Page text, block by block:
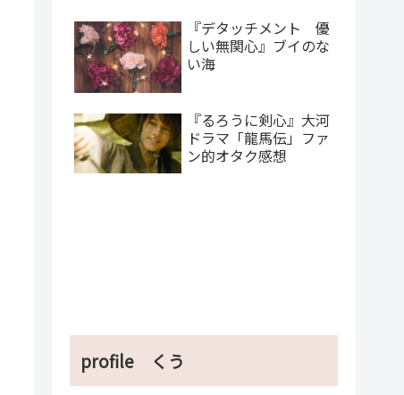
『デタッチメント 優
しい無関心』ブイのな
い海
『るろうに剣心』大河
ドラマ「龍馬伝」ファ
ン的オタク感想
profile くう